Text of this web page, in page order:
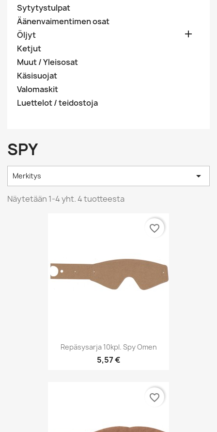
Sytytystulpat
Äänenvaimentimen osat
Öljyt

Ketjut
Muut / Yleisosat
Käsisuojat
Valomaskit
Luettelot / teidostoja
SPY
Merkitys 
Näytetään 1-4 yht. 4 tuotteesta
Repäsysarja 10kpl. Spy Omen
5,57 €
favorite_border
favorite_border